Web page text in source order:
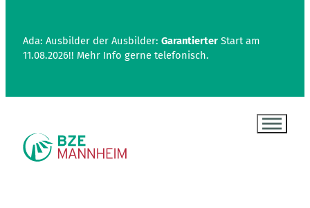
Ada: Ausbilder der Ausbilder: GarantierterStart am
11.08.2026!! Mehr Info gerne telefonisch.